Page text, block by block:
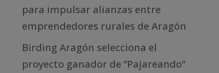
para impulsar alianzas entre
emprendedores rurales de Aragón
Birding Aragón selecciona el
proyecto ganador de “Pajareando”